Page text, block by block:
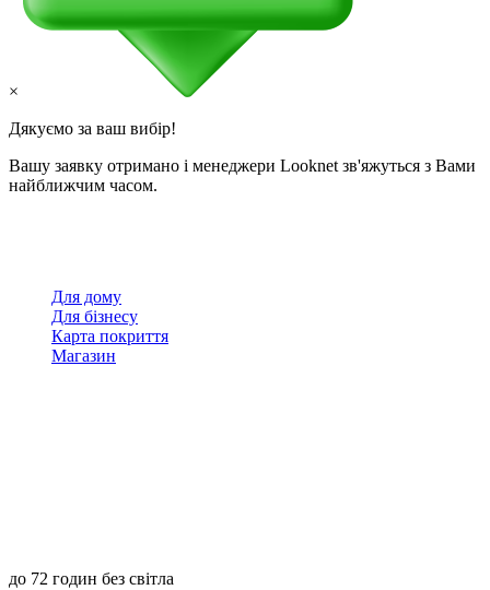
×
Дякуємо за ваш вибір!
Вашу заявку отримано і менеджери Looknet зв'яжуться з Вами
найближчим часом.
Для дому
Для бізнесу
Карта покриття
Магазин
до 72 годин без світла